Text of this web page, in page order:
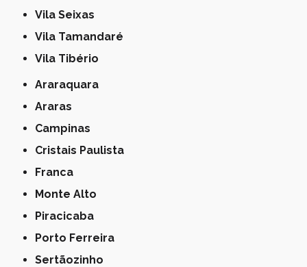
Vila Seixas
Vila Tamandaré
Vila Tibério
Araraquara
Araras
Campinas
Cristais Paulista
Franca
Monte Alto
Piracicaba
Porto Ferreira
Sertãozinho